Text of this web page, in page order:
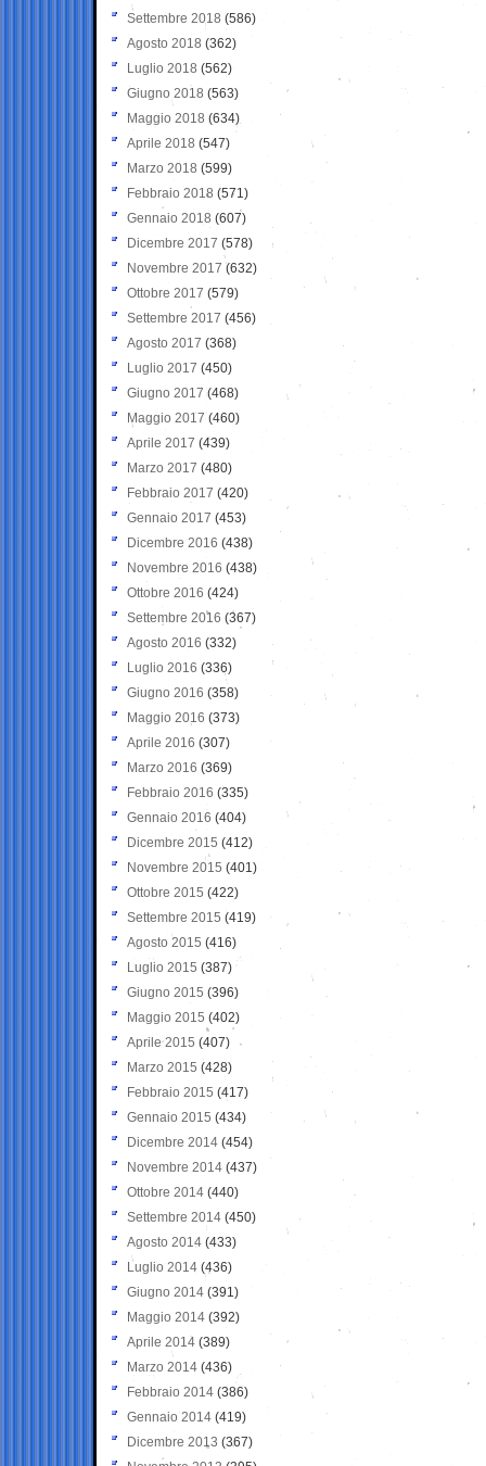
Settembre 2018 (586)
Agosto 2018 (362)
Luglio 2018 (562)
Giugno 2018 (563)
Maggio 2018 (634)
Aprile 2018 (547)
Marzo 2018 (599)
Febbraio 2018 (571)
Gennaio 2018 (607)
Dicembre 2017 (578)
Novembre 2017 (632)
Ottobre 2017 (579)
Settembre 2017 (456)
Agosto 2017 (368)
Luglio 2017 (450)
Giugno 2017 (468)
Maggio 2017 (460)
Aprile 2017 (439)
Marzo 2017 (480)
Febbraio 2017 (420)
Gennaio 2017 (453)
Dicembre 2016 (438)
Novembre 2016 (438)
Ottobre 2016 (424)
Settembre 2016 (367)
Agosto 2016 (332)
Luglio 2016 (336)
Giugno 2016 (358)
Maggio 2016 (373)
Aprile 2016 (307)
Marzo 2016 (369)
Febbraio 2016 (335)
Gennaio 2016 (404)
Dicembre 2015 (412)
Novembre 2015 (401)
Ottobre 2015 (422)
Settembre 2015 (419)
Agosto 2015 (416)
Luglio 2015 (387)
Giugno 2015 (396)
Maggio 2015 (402)
Aprile 2015 (407)
Marzo 2015 (428)
Febbraio 2015 (417)
Gennaio 2015 (434)
Dicembre 2014 (454)
Novembre 2014 (437)
Ottobre 2014 (440)
Settembre 2014 (450)
Agosto 2014 (433)
Luglio 2014 (436)
Giugno 2014 (391)
Maggio 2014 (392)
Aprile 2014 (389)
Marzo 2014 (436)
Febbraio 2014 (386)
Gennaio 2014 (419)
Dicembre 2013 (367)